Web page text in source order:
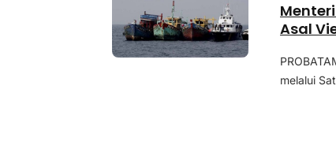
Asal
melalui